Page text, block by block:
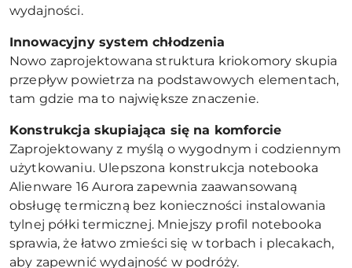
wydajności.
Innowacyjny system chłodzenia
Nowo zaprojektowana struktura kriokomory skupia
przepływ powietrza na podstawowych elementach,
tam gdzie ma to największe znaczenie.
Konstrukcja skupiająca się na komforcie
Zaprojektowany z myślą o wygodnym i codziennym
użytkowaniu. Ulepszona konstrukcja notebooka
Alienware 16 Aurora zapewnia zaawansowaną
obsługę termiczną bez konieczności instalowania
tylnej półki termicznej. Mniejszy profil notebooka
sprawia, że łatwo zmieści się w torbach i plecakach,
aby zapewnić wydajność w podróży.